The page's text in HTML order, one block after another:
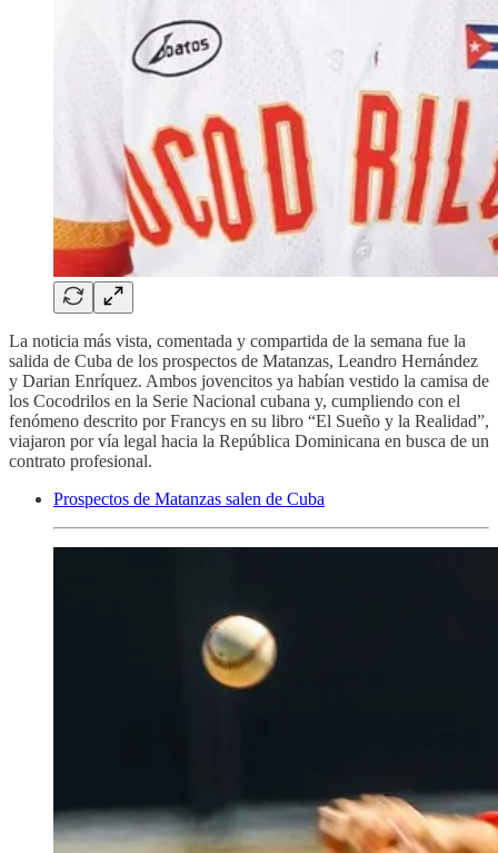
La noticia más vista, comentada y compartida de la semana fue la
salida de Cuba de los prospectos de Matanzas, Leandro Hernández
y Darian Enríquez. Ambos jovencitos ya habían vestido la camisa de
los Cocodrilos en la Serie Nacional cubana y, cumpliendo con el
fenómeno descrito por Francys en su libro “El Sueño y la Realidad”,
viajaron por vía legal hacia la República Dominicana en busca de un
contrato profesional.
Prospectos de Matanzas salen de Cuba